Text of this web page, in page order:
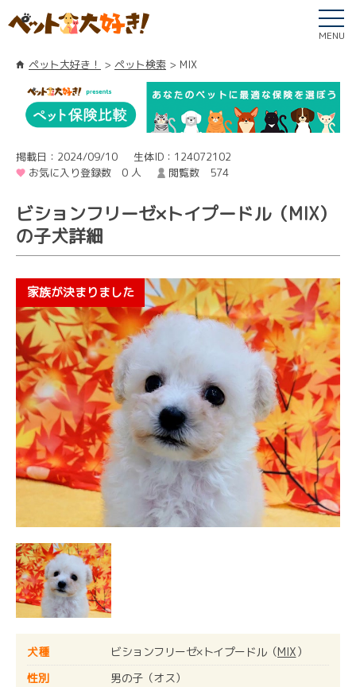
MENU
ペット大好き！ ペット検索 MIX
掲載日：2024/09/10
生体ID：124072102
お気に入り登録数 0 人
閲覧数 574
ビションフリーゼ×トイプードル（MIX）
の子犬詳細
犬種 ビションフリーゼ×トイプードル（MIX）
性別
男の子（オス）